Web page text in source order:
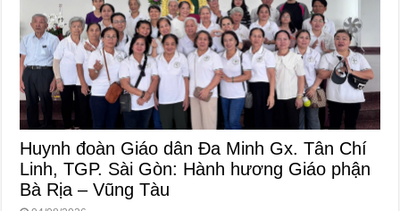
Huynh đoàn Giáo dân Đa Minh Gx. Tân Chí
Linh, TGP. Sài Gòn: Hành hương Giáo phận
Bà Rịa – Vũng Tàu